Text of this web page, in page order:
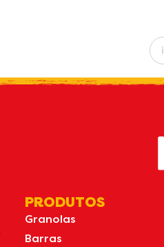
PRODUTOS
Granolas
Barras